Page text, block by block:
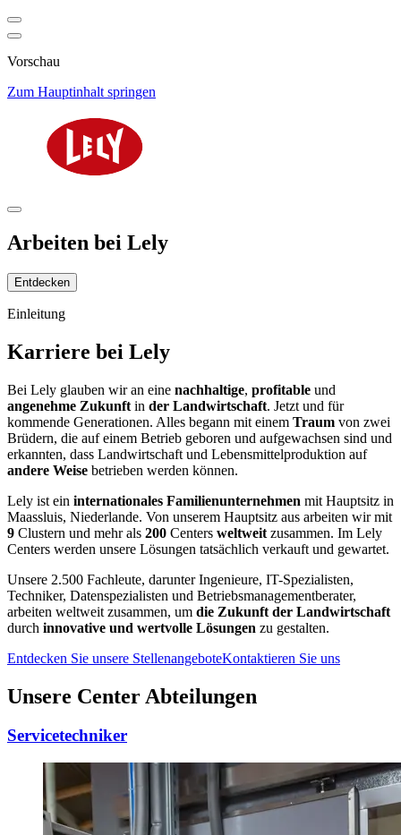
Vorschau
Zum Hauptinhalt springen
Arbeiten bei Lely
Entdecken
Einleitung
Karriere bei Lely
Bei Lely glauben wir an eine nachhaltige, profitable und
angenehme Zukunft in der Landwirtschaft. Jetzt und für
kommende Generationen. Alles begann mit einem Traum von zwei
Brüdern, die auf einem Betrieb geboren und aufgewachsen sind und
erkannten, dass Landwirtschaft und Lebensmittelproduktion auf
andere Weise betrieben werden können.
Lely ist ein internationales Familienunternehmen mit Hauptsitz in
Maassluis, Niederlande. Von unserem Hauptsitz aus arbeiten wir mit
9 Clustern und mehr als 200 Centers weltweit zusammen. Im Lely
Centers werden unsere Lösungen tatsächlich verkauft und gewartet.
Unsere 2.500 Fachleute, darunter Ingenieure, IT-Spezialisten,
Techniker, Datenspezialisten und Betriebsmanagementberater,
arbeiten weltweit zusammen, um die Zukunft der Landwirtschaft
durch innovative und wertvolle Lösungen zu gestalten.
Entdecken Sie unsere StellenangeboteKontaktieren Sie uns
Unsere Center Abteilungen
Servicetechniker